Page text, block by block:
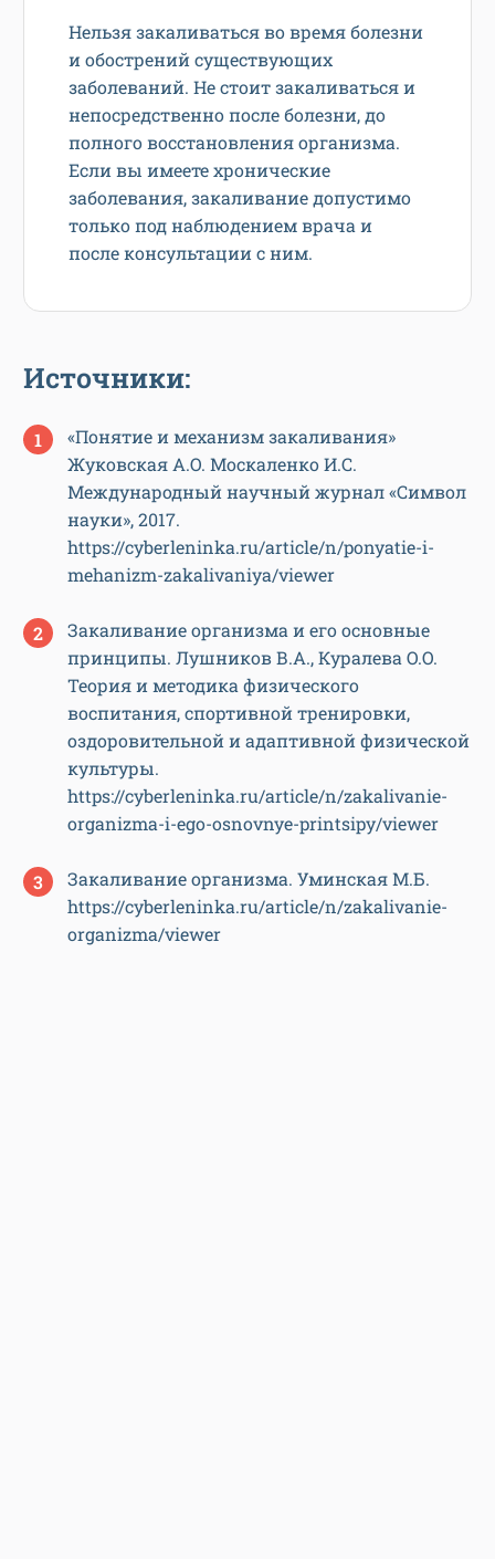
Нельзя закаливаться во время болезни
и обострений существующих
заболеваний. Не стоит закаливаться и
непосредственно после болезни, до
полного восстановления организма.
Если вы имеете хронические
заболевания, закаливание допустимо
только под наблюдением врача и
после консультации с ним.
Источники:
«Понятие и механизм закаливания»
Жуковская А.О. Москаленко И.С.
Международный научный журнал «Символ
науки», 2017.
https://cyberleninka.ru/article/n/ponyatie-i-
mehanizm-zakalivaniya/viewer
Закаливание организма и его основные
принципы. Лушников В.А., Куралева О.О.
Теория и методика физического
воспитания, спортивной тренировки,
оздоровительной и адаптивной физической
культуры.
https://cyberleninka.ru/article/n/zakalivanie-
organizma-i-ego-osnovnye-printsipy/viewer
Закаливание организма. Уминская М.Б.
https://cyberleninka.ru/article/n/zakalivanie-
organizma/viewer